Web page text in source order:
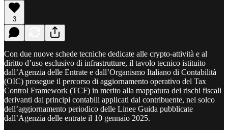
3
Con due nuove schede tecniche dedicate alle crypto-attività e al
diritto d’uso esclusivo di infrastrutture, il tavolo tecnico istituito
dall’Agenzia delle Entrate e dall’Organismo Italiano di Contabilità
(OIC) prosegue il percorso di aggiornamento operativo del Tax
Control Framework (TCF) in merito alla mappatura dei rischi fiscali
derivanti dai principi contabili applicati dal contribuente, nel solco
dell’aggiornamento periodico delle Linee Guida pubblicate
dall’Agenzia delle entrate il 10 gennaio 2025.